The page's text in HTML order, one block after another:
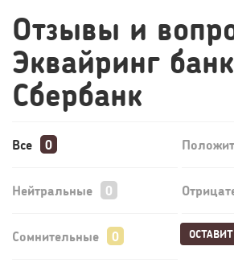
Отзывы и
Эквайринг
Сбербанк
Все
Нейтральные
Сомнительные